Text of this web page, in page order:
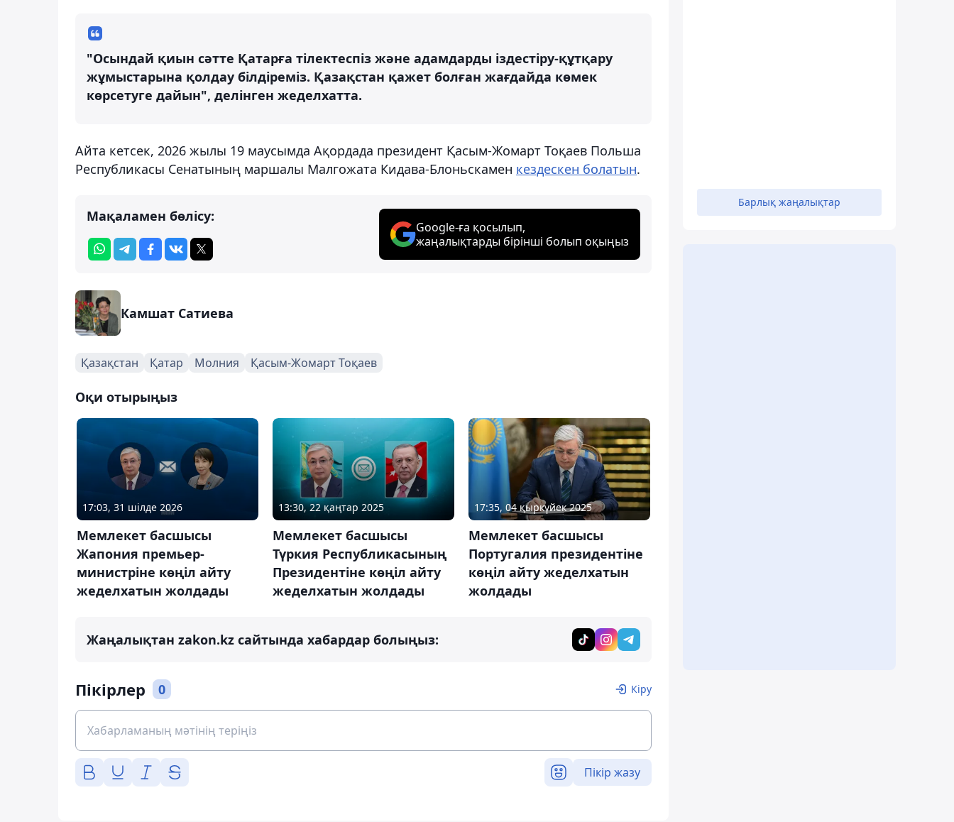
"Осындай қиын сәтте Қатарға тілектеспіз және адамдарды іздестіру-құтқару
жұмыстарына қолдау білдіреміз. Қазақстан қажет болған жағдайда көмек
көрсетуге дайын", делінген жеделхатта.
Айта кетсек, 2026 жылы 19 маусымда Ақордада президент Қасым-Жомарт Тоқаев Польша
Республикасы Сенатының маршалы Малгожата Кидава-Блоньскамен кездескен болатын.
Мақаламен бөлісу:
Google-ға қосылып,
жаңалықтарды бірінші болып оқыңыз
Камшат Сатиева
Қазақстан Қатар Молния Қасым-Жомарт Тоқаев
Оқи отырыңыз
17:03, 31 шілде 2026
Мемлекет басшысы
Жапония премьер-
министріне көңіл айту
жеделхатын жолдады
13:30, 22 қаңтар 2025
Мемлекет басшысы
Түркия Республикасының
Президентіне көңіл айту
жеделхатын жолдады
17:35, 04 қыркүйек 2025
Мемлекет басшысы
Португалия президентіне
көңіл айту жеделхатын
жолдады
Жаңалықтан zakon.kz сайтында хабардар болыңыз:
Пікірлер 0 Кіру
Пікір жазу
Барлық жаңалықтар